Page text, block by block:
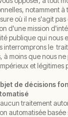
notamment
où il ne s'agit
d'une mission
publique qui nous
interromprons le
à moins que nous
et légitimes
de décisions
traitement
automatisée basée